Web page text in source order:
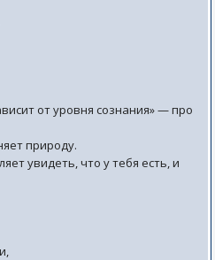
от уровня сознания» — про
природу.
увидеть, что у тебя есть, и